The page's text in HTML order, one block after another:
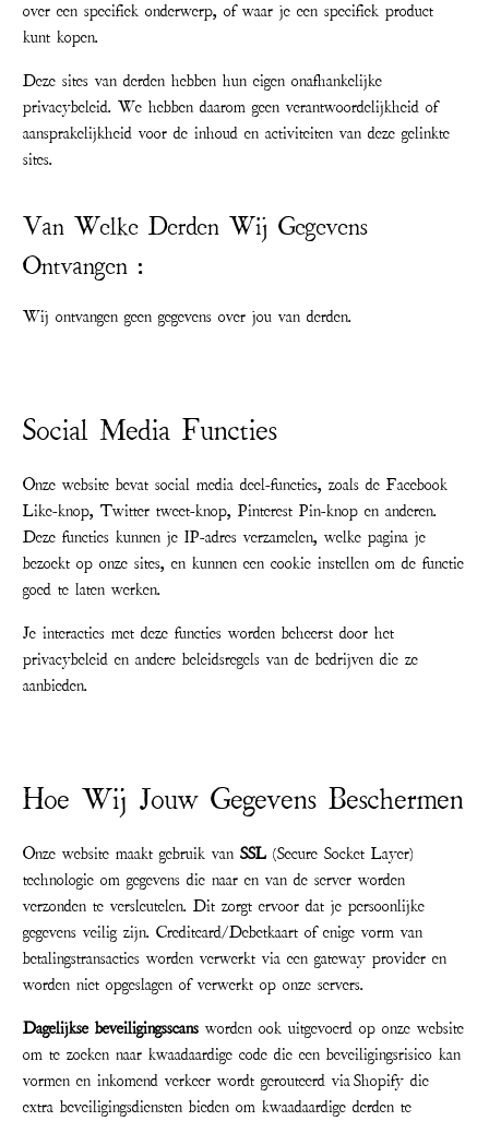
over een specifiek onderwerp, of waar je een specifiek product
kunt kopen.
Deze sites van derden hebben hun eigen onafhankelijke
privacybeleid. We hebben daarom geen verantwoordelijkheid of
aansprakelijkheid voor de inhoud en activiteiten van deze gelinkte
sites.
Van Welke Derden Wij Gegevens
Ontvangen :
Wij ontvangen geen gegevens over jou van derden.
Social Media Functies
Onze website bevat social media deel-functies, zoals de Facebook
Like-knop, Twitter tweet-knop, Pinterest Pin-knop en anderen.
Deze functies kunnen je IP-adres verzamelen, welke pagina je
bezoekt op onze sites, en kunnen een cookie instellen om de functie
goed te laten werken.
Je interacties met deze functies worden beheerst door het
privacybeleid en andere beleidsregels van de bedrijven die ze
aanbieden.
Hoe Wij Jouw Gegevens Beschermen
Onze website maakt gebruik vanSSL (Secure Socket Layer)
technologie om gegevens die naar en van de server worden
verzonden te versleutelen. Dit zorgt ervoor dat je persoonlijke
gegevens veilig zijn. Creditcard/Debetkaart of enige vorm van
betalingstransacties worden verwerkt via een gateway provider en
worden niet opgeslagen of verwerkt op onze servers.
Dagelijkse beveiligingsscans worden ook uitgevoerd op onze website
om te zoeken naar kwaadaardige code die een beveiligingsrisico kan
vormen en inkomend verkeer wordt gerouteerd via Shopify die
extra beveiligingsdiensten bieden om kwaadaardige derden te